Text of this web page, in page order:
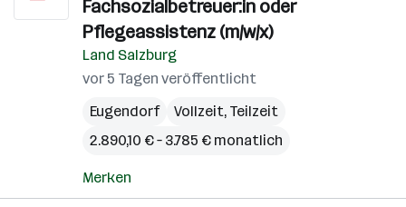
Fachsozialbetreuer:in oder
Pflegeassistenz (m/w/x)
Land Salzburg
vor 5 Tagen veröffentlicht
Eugendorf
Vollzeit, Teilzeit
2.890,10 € – 3.785 € monatlich
Merken